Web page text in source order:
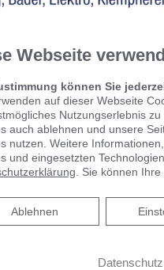
mit
Webseite
können Sie
auf dieser Webseite
Nutzungserlebnis
auch ablehnen und unsere
nutzen. Weitere
und eingesetzten
. Sie können Ihre
Ablehnen
Ablehnen
Datenschutz